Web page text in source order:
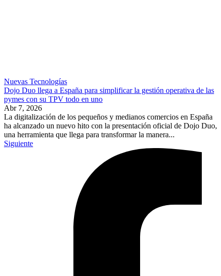
Nuevas Tecnologías
Dojo Duo llega a España para simplificar la gestión operativa de las
pymes con su TPV todo en uno
Abr 7, 2026
La digitalización de los pequeños y medianos comercios en España
ha alcanzado un nuevo hito con la presentación oficial de Dojo Duo,
una herramienta que llega para transformar la manera...
Siguiente